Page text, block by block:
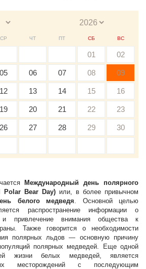
СР ЧТ ПТ СБ ВС
01 02
05 06 07 08 09
12 13 14 15 16
19 20 21 22 23
26 27 28 29 30
Международный день полярного
Polar Bear Day) или, в более привычном
белого медведя. Основной целью
распространение информации о
привлечение внимания общества к
Также говорится о необходимости
полярных льдов — основную причину
полярных медведей. Еще одной
жизни белых медведей, является
месторождений с последующим